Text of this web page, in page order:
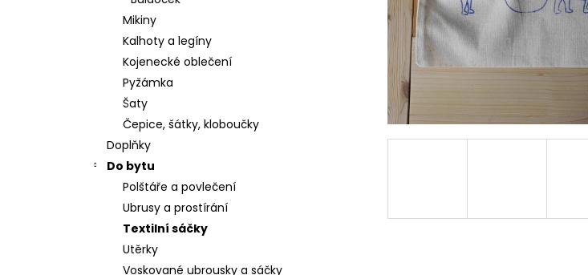
Mikiny
Kalhoty a legíny
Kojenecké oblečení
Pyžámka
Šaty
Čepice, šátky, kloboučky
Doplňky
Do bytu
Polštáře a povlečení
Ubrusy a prostírání
Textilní sáčky
Utěrky
Voskované ubrousky a sáčky
JACHTA
625 Kč
RUNY
265 Kč